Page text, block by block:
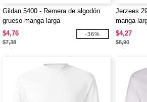
Gildan 5400 - Remera de algodón
grueso manga larga
$4,76
$7,38
-36%
Jerzees
manga
50/50
$4,27
$8,90